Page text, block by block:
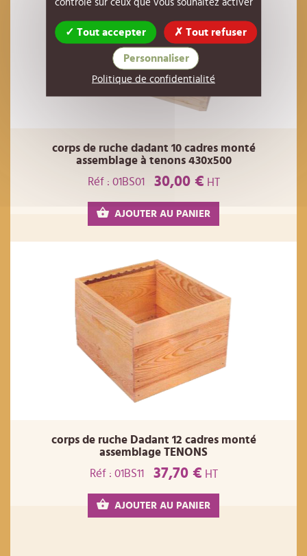
corps de ruche dadant 10 cadres monté
assemblage à tenons 430x500
Réf : 01BS01
30,00 € HT
AJOUTER AU PANIER
corps de ruche Dadant 12 cadres monté
assemblage TENONS
Réf : 01BS11
37,70 € HT
AJOUTER AU PANIER
Tout accepter Tout refuser
Personnaliser
Politique de confidentialité